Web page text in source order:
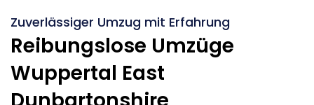
Zuverlässiger Umzug mit Erfahrung
Reibungslose Umzüge
Wuppertal East